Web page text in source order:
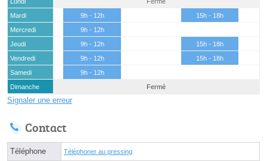
Mardi
9h - 12h
15h - 18h
Mercredi
9h - 12h
Jeudi
9h - 12h
15h - 18h
Vendredi
9h - 12h
15h - 18h
Samedi
9h - 12h
Dimanche
Fermé
Signaler une erreur
Contact
Téléphone Téléphoner au pressing